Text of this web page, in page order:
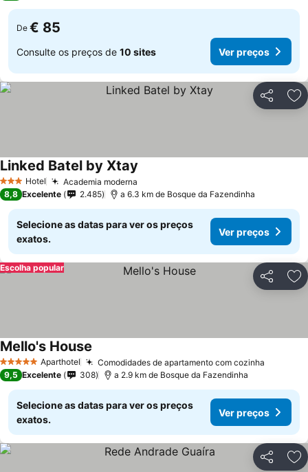
De € 85
Consulte os preços de 10 sites Ver preços
Partilhar
3 EstrelasHotel Academia moderna
Linked Batel by Xtay
8,8 Excelente 2.485 a 6.3 km de Bosque da Fazendinha
Selecione as datas para ver os preços
exatos.
Ver preços
Partilhar
Escolha popular
5 Estrelas Aparthotel Comodidades de apartamento com cozinha
Mello's House
9,5 Excelente 308 a 2.9 km de Bosque da Fazendinha
Selecione as datas para ver os preços
exatos.
Ver preços
Partilhar